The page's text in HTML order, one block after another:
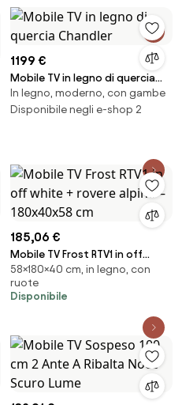
1199 €
Mobile TV in legno di quercia
Chandler
In legno, moderno, con gambe
Disponibile negli e-shop 2
185,06 €
Mobile TV Frost RTV1 in off
white + rovere alpino –
180x40x58 cm
58×180×40 cm, in legno, con
ruote
Disponibile